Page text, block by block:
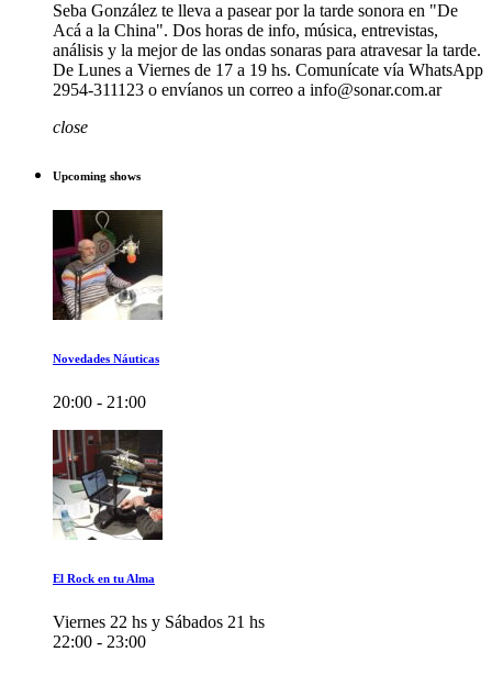
Seba González te lleva a pasear por la tarde sonora en "De
Acá a la China". Dos horas de info, música, entrevistas,
análisis y la mejor de las ondas sonaras para atravesar la tarde.
De Lunes a Viernes de 17 a 19 hs. Comunícate vía WhatsApp
2954-311123 o envíanos un correo a info@sonar.com.ar
close
Upcoming shows
Novedades Náuticas
20:00 - 21:00
El Rock en tu Alma
Viernes 22 hs y Sábados 21 hs
22:00 - 23:00